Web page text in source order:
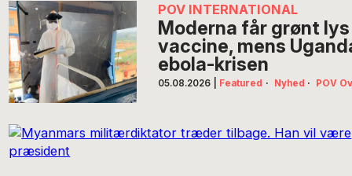
POV INTERNATIONAL
Moderna får grønt
vaccine, mens
ebola-krisen
05.08.2026 Featured · Nyhed · POV